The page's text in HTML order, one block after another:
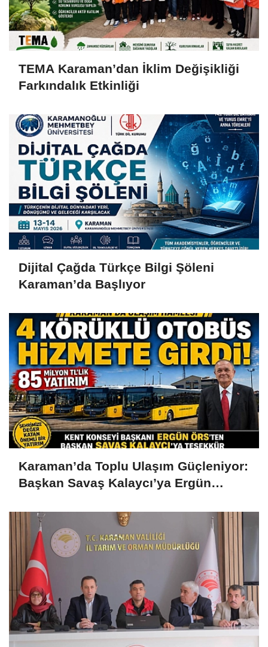
TEMA Karaman’dan İklim Değişikliği
Farkındalık Etkinliği
Dijital Çağda Türkçe Bilgi Şöleni
Karaman’da Başlıyor
Karaman’da Toplu Ulaşım Güçleniyor:
Başkan Savaş Kalaycı’ya Ergün